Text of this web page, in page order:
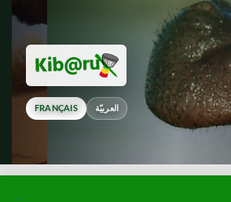
FRANÇAIS العربيّة